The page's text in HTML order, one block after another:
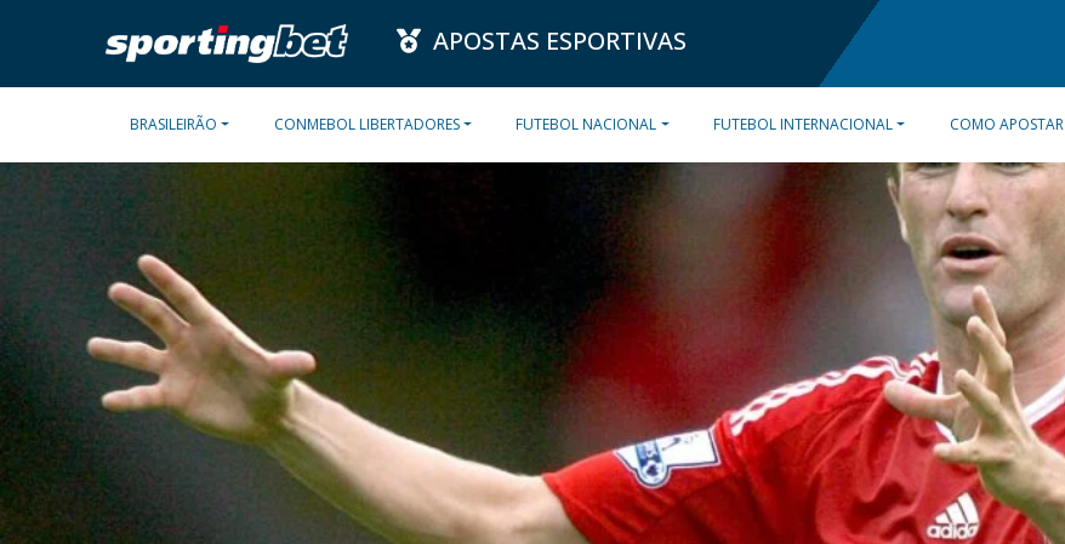
APOSTAS ESPORTIVAS
BRASILEIRÃO CONMEBOL LIBERTADORES FUTEBOL NACIONAL FUTEBOL INTERNACIONAL COMO APOSTAR